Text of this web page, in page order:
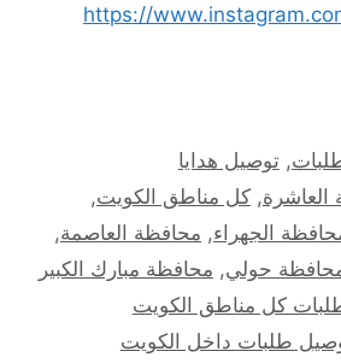
https://
,توصيل هدايا
العاشرة,كل مناطق الكويت,
الجهراء, محافظة العاصمة,
حولي, محافظة مبارك الكبير
كل مناطق الكويت
طلبات داخل الكويت